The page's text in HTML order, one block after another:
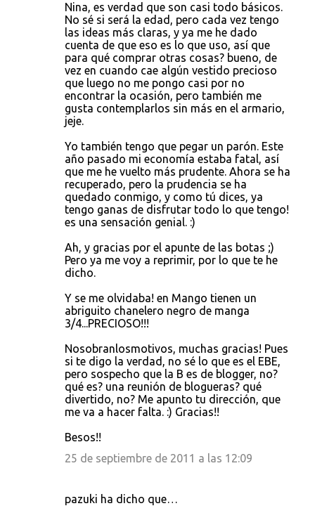
Nina, es verdad que son casi todo básicos.
No sé si será la edad, pero cada vez tengo
las ideas más claras, y ya me he dado
cuenta de que eso es lo que uso, así que
para qué comprar otras cosas? bueno, de
vez en cuando cae algún vestido precioso
que luego no me pongo casi por no
encontrar la ocasión, pero también me
gusta contemplarlos sin más en el armario,
jeje.
Yo también tengo que pegar un parón. Este
año pasado mi economía estaba fatal, así
que me he vuelto más prudente. Ahora se ha
recuperado, pero la prudencia se ha
quedado conmigo, y como tú dices, ya
tengo ganas de disfrutar todo lo que tengo!
es una sensación genial. :)
Ah, y gracias por el apunte de las botas ;)
Pero ya me voy a reprimir, por lo que te he
dicho.
Y se me olvidaba! en Mango tienen un
abriguito chanelero negro de manga
3/4...PRECIOSO!!!
Nosobranlosmotivos, muchas gracias! Pues
si te digo la verdad, no sé lo que es el EBE,
pero sospecho que la B es de blogger, no?
qué es? una reunión de blogueras? qué
divertido, no? Me apunto tu dirección, que
me va a hacer falta. :) Gracias!!
Besos!!
25 de septiembre de 2011 a las 12:09
pazuki ha dicho que…